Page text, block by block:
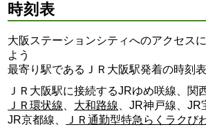
時刻表
大阪ステーションシティへのアクセス
よう
最寄り駅であるＪＲ大阪駅発着の時刻表
ＪＲ大阪駅に接続するJRゆめ咲線、関
ＪＲ環状線、 大和路線、JR神戸線、JR
JR京都線、
ＪＲ通勤型特急らくラクび